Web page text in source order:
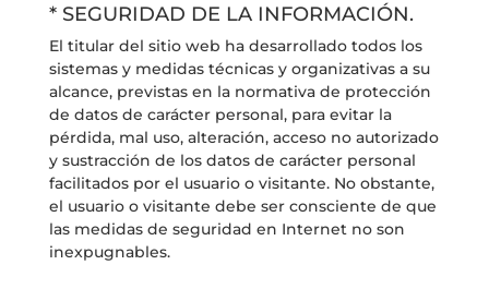
* SEGURIDAD DE LA INFORMACIÓN.
El titular del sitio web ha desarrollado todos los
sistemas y medidas técnicas y organizativas a su
alcance, previstas en la normativa de protección
de datos de carácter personal, para evitar la
pérdida, mal uso, alteración, acceso no autorizado
y sustracción de los datos de carácter personal
facilitados por el usuario o visitante. No obstante,
el usuario o visitante debe ser consciente de que
las medidas de seguridad en Internet no son
inexpugnables.